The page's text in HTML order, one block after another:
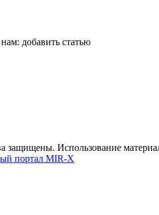
добавить статью
защищены. Использование
портал MIR-X